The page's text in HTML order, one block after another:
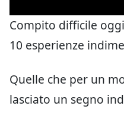
Compito difficile
10 esperienze
Quelle che per un
lasciato un segno